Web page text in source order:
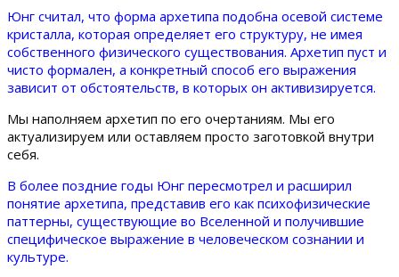
Юнг считал, что форма архетипа подобна осевой системе
кристалла, которая определяет его структуру, не имея
собственного физического существования. Архетип пуст и
чисто формален, а конкретный способ его выражения
зависит от обстоятельств, в которых он активизируется.
Мы наполняем архетип по его очертаниям. Мы его
актуализируем или оставляем просто заготовкой внутри
себя.
В более поздние годы Юнг пересмотрел и расширил
понятие архетипа, представив его как психофизические
паттерны, существующие во Вселенной и получившие
специфическое выражение в человеческом сознании и
культуре.